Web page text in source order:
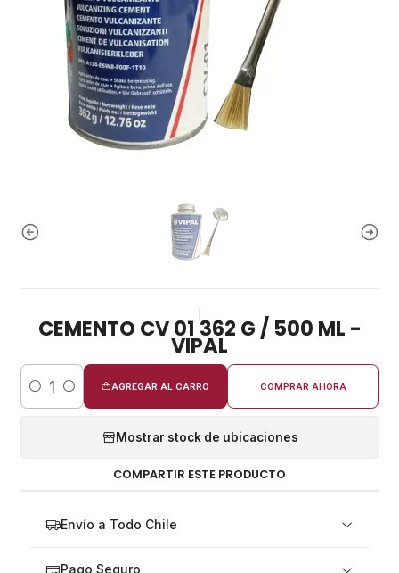
CEMENTO CV 01 362 G / 500 ML -
VIPAL
Cantidad
AGREGAR AL CARRO COMPRAR AHORA
Mostrar stock de ubicaciones
COMPARTIR ESTE PRODUCTO
Envío a Todo Chile
Pago Seguro